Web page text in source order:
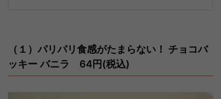
（１）パリパリ食感がたまらない！ チョコバ
ッキー バニラ 64円(税込)